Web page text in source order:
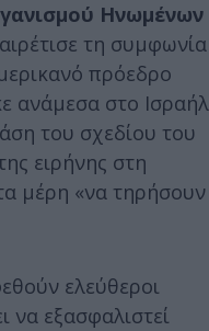
Ηνωμένων
τη συμφωνία
πρόεδρο
ανάμεσα στο Ισραήλ
του σχεδίου του
ειρήνης στη
μέρη «να τηρήσουν
ελεύθεροι
να εξασφαλιστεί